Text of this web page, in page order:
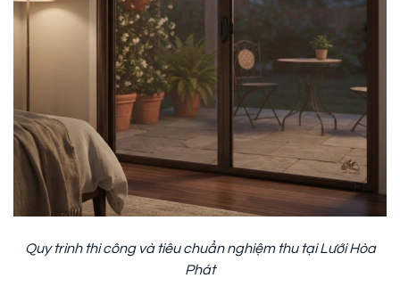
Quy trình thi công và tiêu chuẩn nghiệm thu tại Lưới Hòa
Phát